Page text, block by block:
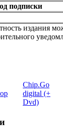
подписки
издания
Chip.Go
digital (+
Dvd)